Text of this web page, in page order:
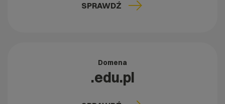
SPRAWDŹ
Domena
.edu.pl